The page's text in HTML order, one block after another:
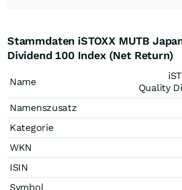
Stammdaten iSTOXX MUTB
Dividend 100 Index (Net Return)
Name
Quality
Namenszusatz
Kategorie
WKN
ISIN
Symbol